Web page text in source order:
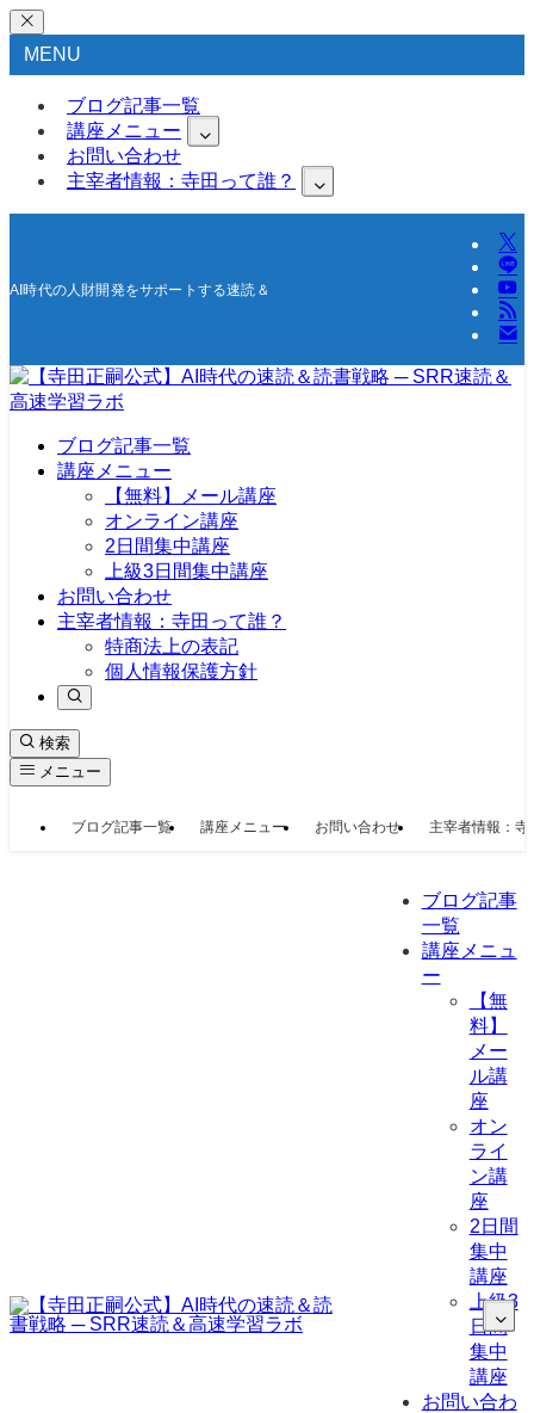
MENU
ブログ記事一覧
講座メニュー
お問い合わせ
主宰者情報：寺田って誰？
AI時代の人財開発をサポートする速読＆高速学習の研究所
ブログ記事一覧
講座メニュー
【無料】メール講座
オンライン講座
2日間集中講座
上級3日間集中講座
お問い合わせ
主宰者情報：寺田って誰？
特商法上の表記
個人情報保護方針
検索
メニュー
ブログ記事一覧 講座メニュー お問い合わせ 主宰者情報：寺
ブログ記事
一覧
講座メニュ
ー
【無
料】
メー
ル講
座
オン
ライ
ン講
座
2日間
集中
講座
上級3
日間
集中
講座
お問い合わ